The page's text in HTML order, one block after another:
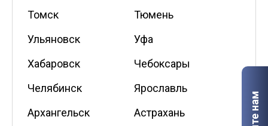
Томск
Тюмень
Ульяновск
Уфа
Хабаровск
Чебоксары
Челябинск
Ярославль
Архангельск
Астрахань